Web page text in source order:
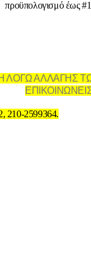
προϋπολογισμό έως
ΛΟΓΩ ΑΛΛΑΓΗΣ
210-2599364.